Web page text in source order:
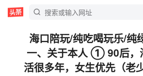
海口陪玩/纯吃喝玩乐/纯
一、关于本人 ① 90后，
活很多年，女生优先（